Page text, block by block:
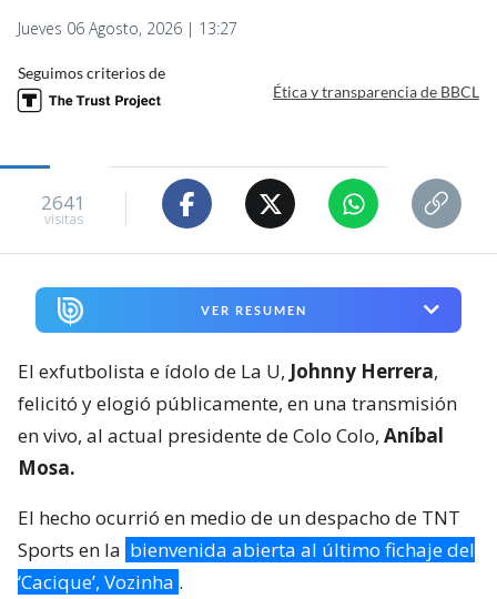
Jueves 06 Agosto, 2026 | 13:27
Seguimos criterios de
Ética y transparencia de BBCL
2641
visitas
VER RESUMEN
El exfutbolista e ídolo de La U, Johnny Herrera,
felicitó y elogió públicamente, en una transmisión
en vivo, al actual presidente de Colo Colo, Aníbal
Mosa.
El hecho ocurrió en medio de un despacho de TNT
Sports en la bienvenida abierta al último fichaje del
‘Cacique’, Vozinha .